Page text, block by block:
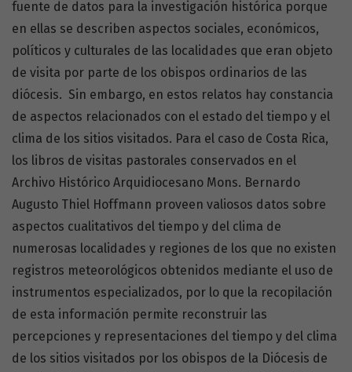
fuente de datos para la investigación histórica porque
en ellas se describen aspectos sociales, económicos,
políticos y culturales de las localidades que eran objeto
de visita por parte de los obispos ordinarios de las
diócesis. Sin embargo, en estos relatos hay constancia
de aspectos relacionados con el estado del tiempo y el
clima de los sitios visitados. Para el caso de Costa Rica,
los libros de visitas pastorales conservados en el
Archivo Histórico Arquidiocesano Mons. Bernardo
Augusto Thiel Hoffmann proveen valiosos datos sobre
aspectos cualitativos del tiempo y del clima de
numerosas localidades y regiones de los que no existen
registros meteorológicos obtenidos mediante el uso de
instrumentos especializados, por lo que la recopilación
de esta información permite reconstruir las
percepciones y representaciones del tiempo y del clima
de los sitios visitados por los obispos de la Diócesis de